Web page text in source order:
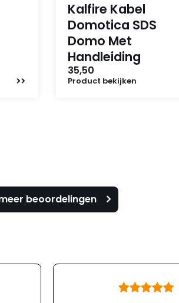
Kalfire Kabel
Domotica SDS
Domo Met
Handleiding
35,50
Product bekijken
beoordelingen